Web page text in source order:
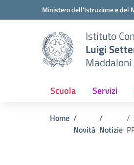
Vai ai contenuti
Vai al menu di navigazioneMinistero dell'Istruzione e del
Istituto
Luigi
Maddaloni
Scuola Servizi
Home
Novità Notizie